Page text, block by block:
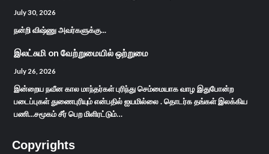
July 30, 2026
நன்றி விஷ்ணு அவர்களுக்கு...
இலட்சுமி on வேற்றுமையில் ஒற்றுமை
July 26, 2026
இன்றைய நவீன கால மாந்தர்கள் புரிந்து செம்மையாக வாழ இதுபோன்ற
படைப்புகள் துணைபுரியும் என்பதில் ஐயமில்லை . தொடர்க தங்கள் இலக்கிய
பணி...சமூகம் சீர் பெற மிளிரட்டும்…
Copyrights